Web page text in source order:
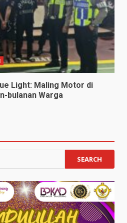
Light: Maling Motor di
bulanan Warga